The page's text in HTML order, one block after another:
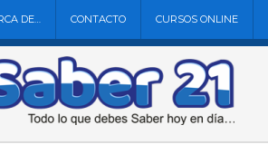
DE… CONTACTO CURSOS ONLINE